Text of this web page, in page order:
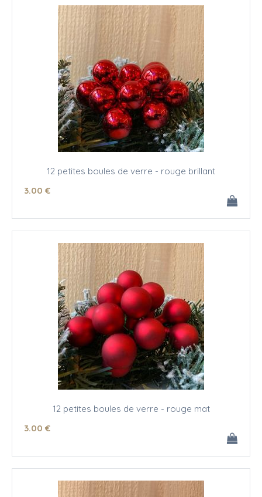
12 petites boules de verre - rouge brillant
3.00 €
12 petites boules de verre - rouge mat
3.00 €